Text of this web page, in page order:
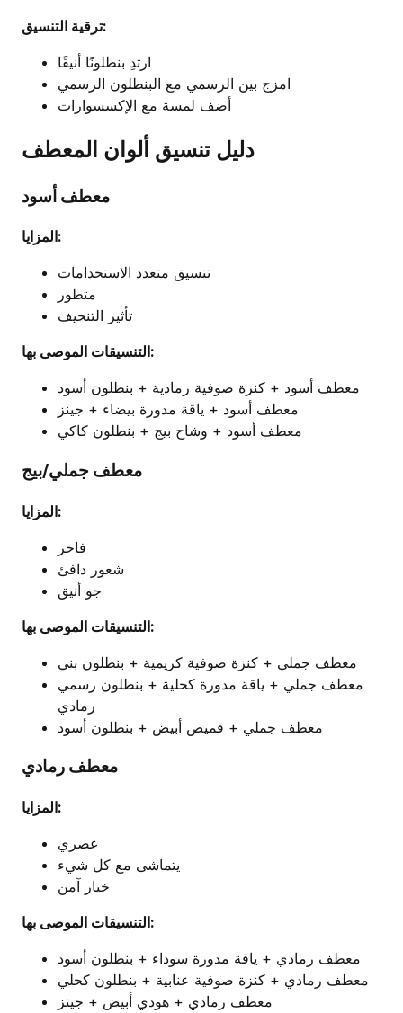
ترقية التنسيق:
ارتدِ بنطلونًا أنيقًا
امزج بين الرسمي مع البنطلون الرسمي
أضف لمسة مع الإكسسوارات
دليل تنسيق ألوان المعطف
معطف أسود
المزايا:
تنسيق متعدد الاستخدامات
متطور
تأثير التنحيف
التنسيقات الموصى بها:
معطف أسود + كنزة صوفية رمادية + بنطلون أسود
معطف أسود + ياقة مدورة بيضاء + جينز
معطف أسود + وشاح بيج + بنطلون كاكي
معطف جملي/بيج
المزايا:
فاخر
شعور دافئ
جو أنيق
التنسيقات الموصى بها:
معطف جملي + كنزة صوفية كريمية + بنطلون بني
معطف جملي + ياقة مدورة كحلية + بنطلون رسمي
رمادي
معطف جملي + قميص أبيض + بنطلون أسود
معطف رمادي
المزايا:
عصري
يتماشى مع كل شيء
خيار آمن
التنسيقات الموصى بها:
معطف رمادي + ياقة مدورة سوداء + بنطلون أسود
معطف رمادي + كنزة صوفية عنابية + بنطلون كحلي
معطف رمادي + هودي أبيض + جينز